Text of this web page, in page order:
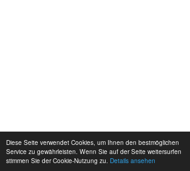
Diese Seite verwendet Cookies, um Ihnen den bestmöglichen
Service zu gewährleisten. Wenn Sie auf der Seite weitersurfen
stimmen Sie der Cookie-Nutzung zu. Details ansehen